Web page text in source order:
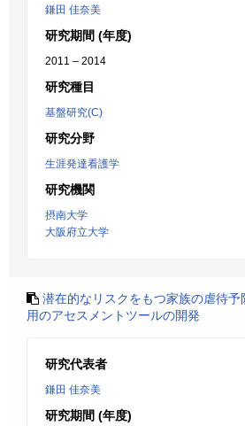
鎌田 佳奈美
研究期間 (年度)
2011 – 2014
研究種目
基盤研究(C)
研究分野
生涯発達看護学
研究機関
摂南大学
大阪府立大学
潜在的なリスクをもつ家族の虐待
用のアセスメントツールの開発
研究代表者
鎌田 佳奈美
研究期間 (年度)